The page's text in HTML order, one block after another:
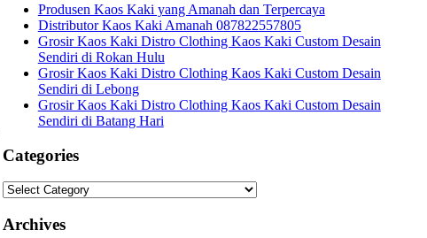
Produsen Kaos Kaki yang Amanah dan Terpercaya
Distributor Kaos Kaki Amanah 087822557805
Grosir Kaos Kaki Distro Clothing Kaos Kaki Custom Desain
Sendiri di Rokan Hulu
Grosir Kaos Kaki Distro Clothing Kaos Kaki Custom Desain
Sendiri di Lebong
Grosir Kaos Kaki Distro Clothing Kaos Kaki Custom Desain
Sendiri di Batang Hari
Categories
Categories
Archives